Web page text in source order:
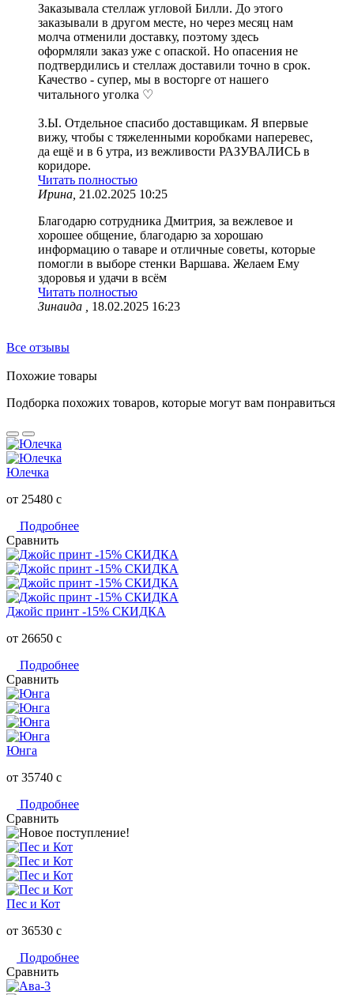
Заказывала стеллаж угловой Билли. До этого
заказывали в другом месте, но через месяц нам
молча отменили доставку, поэтому здесь
оформляли заказ уже с опаской. Но опасения не
подтвердились и стеллаж доставили точно в срок.
Качество - супер, мы в восторге от нашего
читального уголка ♡
З.Ы. Отдельное спасибо доставщикам. Я впервые
вижу, чтобы с тяжеленными коробками наперевес,
да ещё и в 6 утра, из вежливости РАЗУВАЛИСЬ в
коридоре.
Читать полностью
Ирина, 21.02.2025 10:25
Благодарю сотрудника Дмитрия, за вежлевое и
хорошее общение, благодарю за хорошаю
информацию о таваре и отличные советы, которые
помогли в выборе стенки Варшава. Желаем Ему
здоровья и удачи в всём
Читать полностью
Зинаида ,
18.02.2025 16:23
Все отзывы
Похожие товары
Подборка похожих товаров, которые могут вам понравиться
Юлечка
от 25480 c
Подробнее
Сравнить
Джойс принт -15% СКИДКА
от 26650 c
Подробнее
Сравнить
Юнга
от 35740 c
Подробнее
Сравнить
Пес и Кот
от 36530 c
Подробнее
Сравнить